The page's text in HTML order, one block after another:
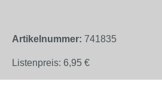
Artikelnummer: 741835
Listenpreis: 6,95 €